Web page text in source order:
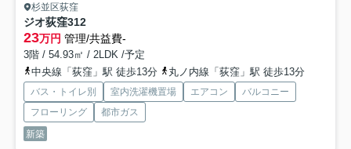
杉並区荻窪
ジオ荻窪312
23万円 管理/共益費-
3階 / 54.93㎡ / 2LDK /予定
中央線「荻窪」駅 徒歩13分
丸ノ内線「荻窪」駅 徒歩13分
バス・トイレ別 室内洗濯機置場 エアコン
バルコニー
フローリング
都市ガス
新築